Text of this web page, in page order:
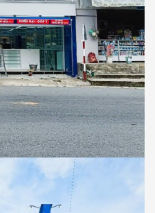
Trình Nhà Thuốc
Tỉnh Lâm Đồng